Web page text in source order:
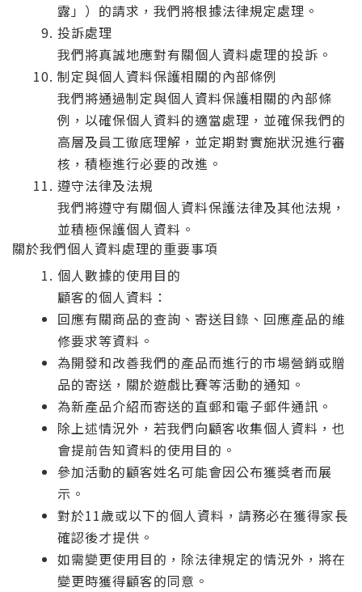
露」）的請求，我們將根據法律規定處理。
投訴處理
我們將真誠地應對有關個人資料處理的投訴。
制定與個人資料保護相關的內部條例
我們將通過制定與個人資料保護相關的內部條
例，以確保個人資料的適當處理，並確保我們的
高層及員工徹底理解，並定期對實施狀況進行審
核，積極進行必要的改進。
遵守法律及法規
我們將遵守有關個人資料保護法律及其他法規，
並積極保護個人資料。
關於我們個人資料處理的重要事項
個人數據的使用目的
顧客的個人資料：
回應有關商品的查詢、寄送目錄、回應產品的維
修要求等資料。
為開發和改善我們的產品而進行的市場營銷或贈
品的寄送，關於遊戲比賽等活動的通知。
為新產品介紹而寄送的直郵和電子郵件通訊。
除上述情況外，若我們向顧客收集個人資料，也
會提前告知資料的使用目的。
參加活動的顧客姓名可能會因公布獲獎者而展
示。
對於11歲或以下的個人資料，請務必在獲得家長
確認後才提供。
如需變更使用目的，除法律規定的情況外，將在
變更時獲得顧客的同意。